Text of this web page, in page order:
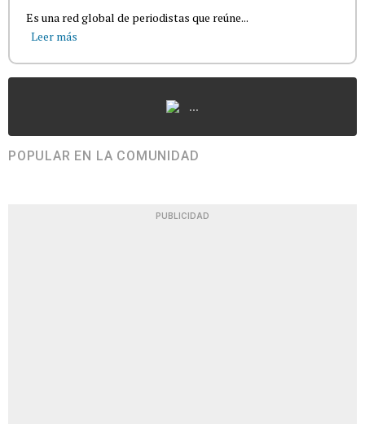
Es una red global de periodistas que reúne...
Leer más
...
POPULAR EN LA COMUNIDAD
PUBLICIDAD